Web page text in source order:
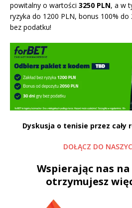
powitalny o wartości 3250 PLN, a w
ryzyka do 1200 PLN, bonus 100%
bez podatku!
Dyskusja o tenisie przez cały
DOŁĄCZ DO
Wspierając nas
otrzymujesz